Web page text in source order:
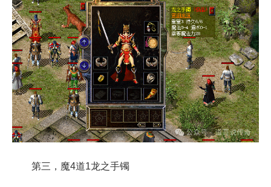
第三，魔4道1龙之手镯